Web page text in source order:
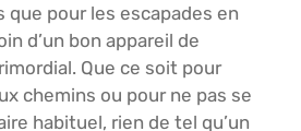
pour les escapades en
d’un bon appareil de
Que ce soit pour
chemins ou pour ne pas se
habituel, rien de tel qu’un